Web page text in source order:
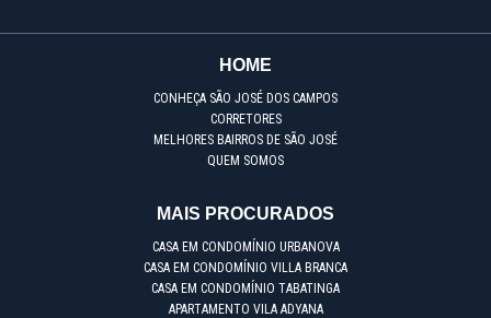
HOME
CONHEÇA SÃO JOSÉ DOS CAMPOS
CORRETORES
MELHORES BAIRROS DE SÃO JOSÉ
QUEM SOMOS
MAIS PROCURADOS
CASA EM CONDOMÍNIO URBANOVA
CASA EM CONDOMÍNIO VILLA BRANCA
CASA EM CONDOMÍNIO TABATINGA
APARTAMENTO VILA ADYANA